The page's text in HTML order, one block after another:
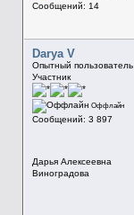
Сообщений: 14
Darya V
Опытный пользователь
Участник
Оффлайн
Сообщений: 3 897
Дарья Алексеевна
Виноградова